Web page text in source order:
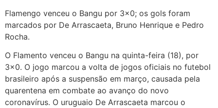
Flamengo venceu o Bangu por 3×0; os gols foram
marcados por De Arrascaeta, Bruno Henrique e Pedro
Rocha.
O Flamento venceu o Bangu na quinta-feira (18), por
3×0. O jogo marcou a volta de jogos oficiais no futebol
brasileiro após a suspensão em março, causada pela
quarentena em combate ao avanço do novo
coronavírus. O uruguaio De Arrascaeta marcou o